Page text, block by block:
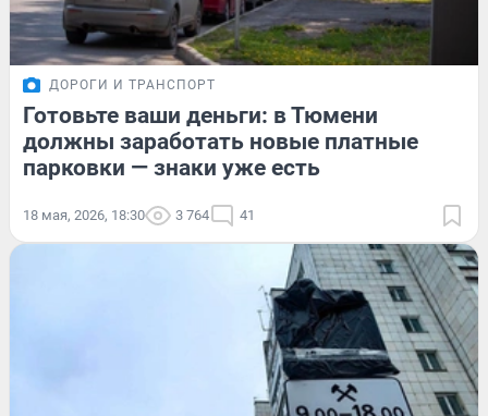
ДОРОГИ И ТРАНСПОРТ
Готовьте ваши деньги: в Тюмени
должны заработать новые платные
парковки — знаки уже есть
18 мая, 2026, 18:30 3 764 41